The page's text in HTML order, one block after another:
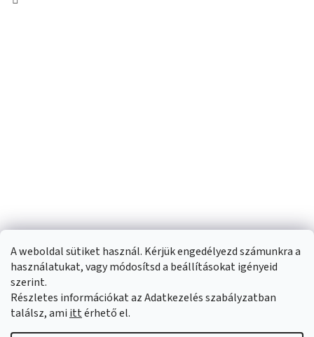
A weboldal sütiket használ. Kérjük engedélyezd számunkra a
használatukat, vagy módosítsd a beállításokat igényeid
szerint.
Részletes információkat az Adatkezelés szabályzatban
találsz, ami ittérhető el.
Shoptet készítette